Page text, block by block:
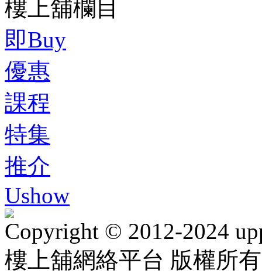
樓上舖欄目
即Buy
優惠
課程
特集
推介
Ushow
Copyright © 2012-2024
樓上舖網絡平台 版權所